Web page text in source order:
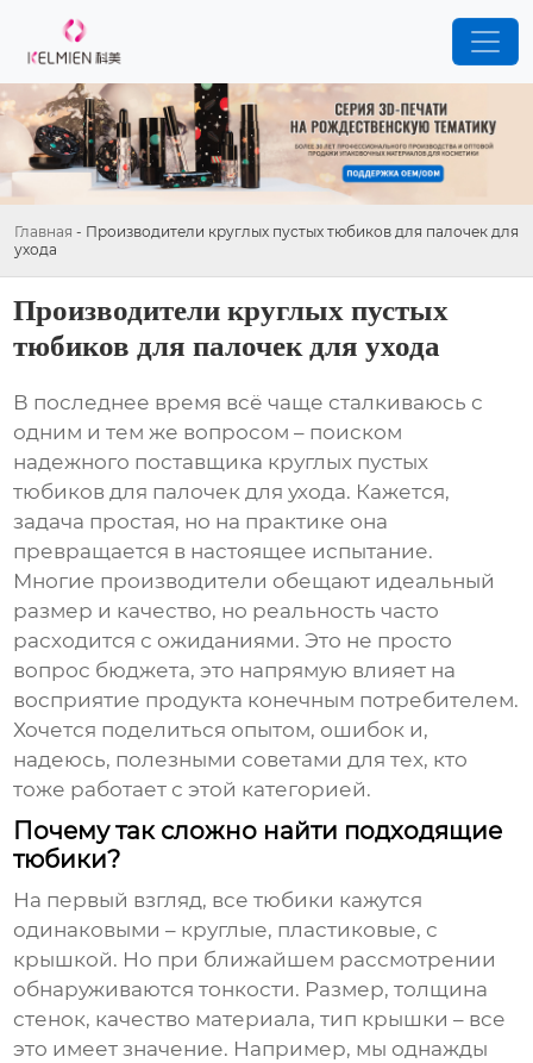
Главная - Производители круглых пустых тюбиков для палочек для
ухода
Производители круглых пустых
тюбиков для палочек для ухода
В последнее время всё чаще сталкиваюсь с
одним и тем же вопросом – поиском
надежного поставщика круглых пустых
тюбиков для палочек для ухода. Кажется,
задача простая, но на практике она
превращается в настоящее испытание.
Многие производители обещают идеальный
размер и качество, но реальность часто
расходится с ожиданиями. Это не просто
вопрос бюджета, это напрямую влияет на
восприятие продукта конечным потребителем.
Хочется поделиться опытом, ошибок и,
надеюсь, полезными советами для тех, кто
тоже работает с этой категорией.
Почему так сложно найти подходящие
тюбики?
На первый взгляд, все тюбики кажутся
одинаковыми – круглые, пластиковые, с
крышкой. Но при ближайшем рассмотрении
обнаруживаются тонкости. Размер, толщина
стенок, качество материала, тип крышки – все
это имеет значение. Например, мы однажды